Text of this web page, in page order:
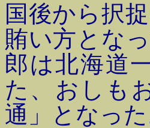
国後から択
賄い方とな
郎は北海道
た、おしも
通」となった